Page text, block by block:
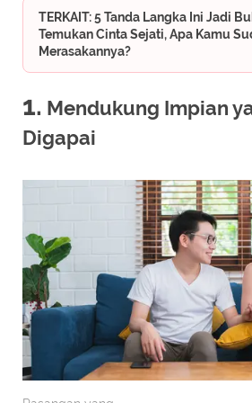
TERKAIT: 5 Tanda Langka Ini Jadi
Temukan Cinta Sejati, Apa Kamu
Merasakannya?
1. Mendukung Impian
Digapai